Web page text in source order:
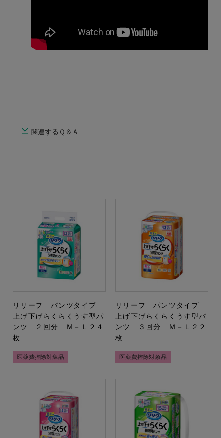
関連するＱ＆Ａ
リリーフ パンツタイプ
上げ下げらくらくうす型パ
ンツ ２回分 Ｍ－Ｌ２４
枚
医薬費控除対象品
リリーフ パンツタイプ
上げ下げらくらくうす型パ
ンツ ３回分 Ｍ－Ｌ２２
枚
医薬費控除対象品